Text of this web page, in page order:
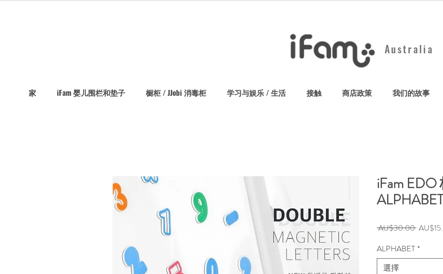
Australia
家 iFam 婴儿围栏和垫子 橱柜 / JJobi 消毒柜 学习与娱乐 / 生活 接触 商店政策 我们的故事
iFam EDO
AU$30.00 一
價
格
ALPHABET*
選擇